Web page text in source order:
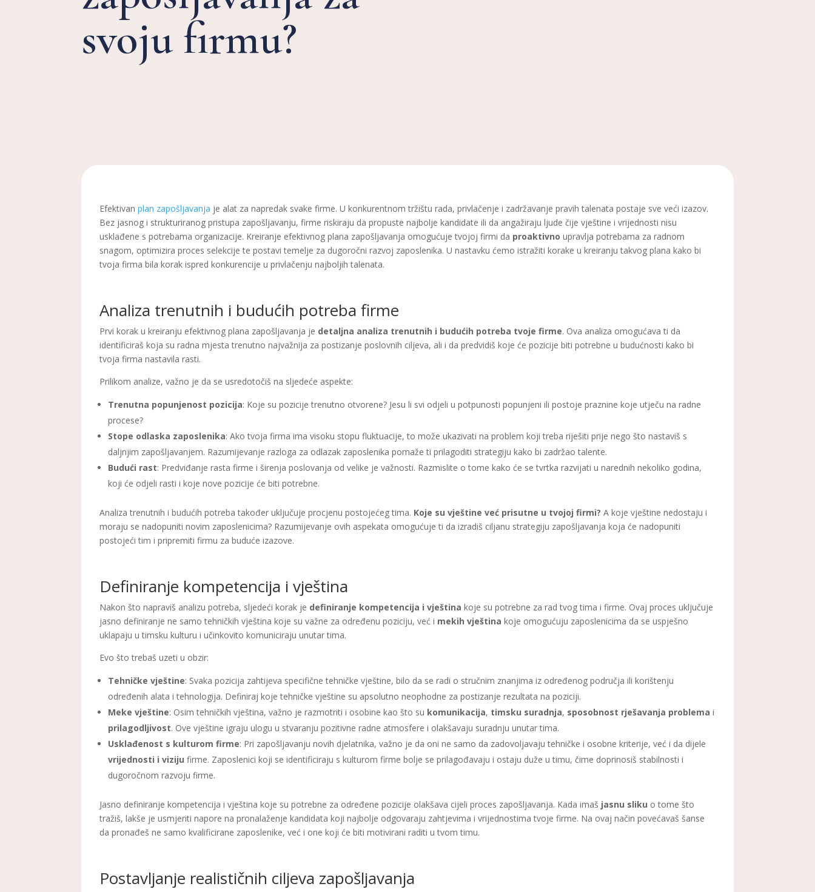
svoju firmu?
Efektivan plan zapošljavanja je alat za napredak svake firme. U konkurentnom tržištu rada, privlačenje i zadržavanje pravih talenata postaje sve veći izazov.
Bez jasnog i strukturiranog pristupa zapošljavanju, firme riskiraju da propuste najbolje kandidate ili da angažiraju ljude čije vještine i vrijednosti nisu
usklađene s potrebama organizacije. Kreiranje efektivnog plana zapošljavanja omogućuje tvojoj firmi da proaktivno upravlja potrebama za radnom
snagom, optimizira proces selekcije te postavi temelje za dugoročni razvoj zaposlenika. U nastavku ćemo istražiti korake u kreiranju takvog plana kako bi
tvoja firma bila korak ispred konkurencije u privlačenju najboljih talenata.
Analiza trenutnih i budućih potreba firme
Prvi korak u kreiranju efektivnog plana zapošljavanja je detaljna analiza trenutnih i budućih potreba tvoje firme. Ova analiza omogućava ti da
identificiraš koja su radna mjesta trenutno najvažnija za postizanje poslovnih ciljeva, ali i da predvidiš koje će pozicije biti potrebne u budućnosti kako bi
tvoja firma nastavila rasti.
Prilikom analize, važno je da se usredotočiš na sljedeće aspekte:
Trenutna popunjenost pozicija: Koje su pozicije trenutno otvorene? Jesu li svi odjeli u potpunosti popunjeni ili postoje praznine koje utječu na radne
procese?
Stope odlaska zaposlenika: Ako tvoja firma ima visoku stopu fluktuacije, to može ukazivati na problem koji treba riješiti prije nego što nastaviš s
daljnjim zapošljavanjem. Razumijevanje razloga za odlazak zaposlenika pomaže ti prilagoditi strategiju kako bi zadržao talente.
Budući rast: Predviđanje rasta firme i širenja poslovanja od velike je važnosti. Razmislite o tome kako će se tvrtka razvijati u narednih nekoliko godina,
koji će odjeli rasti i koje nove pozicije će biti potrebne.
Analiza trenutnih i budućih potreba također uključuje procjenu postojećeg tima. Koje su vještine već prisutne u tvojoj firmi? A koje vještine nedostaju i
moraju se nadopuniti novim zaposlenicima? Razumijevanje ovih aspekata omogućuje ti da izradiš ciljanu strategiju zapošljavanja koja će nadopuniti
postojeći tim i pripremiti firmu za buduće izazove.
Definiranje kompetencija i vještina
Nakon što napraviš analizu potreba, sljedeći korak je definiranje kompetencija i vještina koje su potrebne za rad tvog tima i firme. Ovaj proces uključuje
jasno definiranje ne samo tehničkih vještina koje su važne za određenu poziciju, već i mekih vještina koje omogućuju zaposlenicima da se uspješno
uklapaju u timsku kulturu i učinkovito komuniciraju unutar tima.
Evo što trebaš uzeti u obzir:
Tehničke vještine: Svaka pozicija zahtijeva specifične tehničke vještine, bilo da se radi o stručnim znanjima iz određenog područja ili korištenju
određenih alata i tehnologija. Definiraj koje tehničke vještine su apsolutno neophodne za postizanje rezultata na poziciji.
Meke vještine: Osim tehničkih vještina, važno je razmotriti i osobine kao što su komunikacija, timsku suradnja, sposobnost rješavanja problema i
prilagodljivost. Ove vještine igraju ulogu u stvaranju pozitivne radne atmosfere i olakšavaju suradnju unutar tima.
Usklađenost s kulturom firme: Pri zapošljavanju novih djelatnika, važno je da oni ne samo da zadovoljavaju tehničke i osobne kriterije, već i da dijele
vrijednosti i viziju firme. Zaposlenici koji se identificiraju s kulturom firme bolje se prilagođavaju i ostaju duže u timu, čime doprinosiš stabilnosti i
dugoročnom razvoju firme.
Jasno definiranje kompetencija i vještina koje su potrebne za određene pozicije olakšava cijeli proces zapošljavanja. Kada imaš jasnu sliku o tome što
tražiš, lakše je usmjeriti napore na pronalaženje kandidata koji najbolje odgovaraju zahtjevima i vrijednostima tvoje firme. Na ovaj način povećavaš šanse
da pronađeš ne samo kvalificirane zaposlenike, već i one koji će biti motivirani raditi u tvom timu.
Postavljanje realističnih ciljeva zapošljavanja